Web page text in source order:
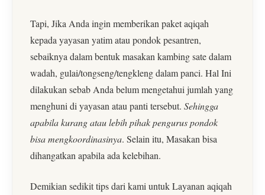
Tapi, Jika Anda ingin memberikan paket aqiqah
kepada yayasan yatim atau pondok pesantren,
sebaiknya dalam bentuk masakan kambing sate dalam
wadah, gulai/tongseng/tengkleng dalam panci. Hal Ini
dilakukan sebab Anda belum mengetahui jumlah yang
menghuni di yayasan atau panti tersebut. Sehingga
apabila kurang atau lebih pihak pengurus pondok
bisa mengkoordinasinya. Selain itu, Masakan bisa
dihangatkan apabila ada kelebihan.
Demikian sedikit tips dari kami untuk Layanan aqiqah